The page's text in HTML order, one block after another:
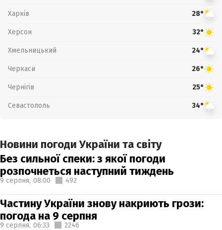
Харків 28°
Херсон 32°
Хмельницький 24°
Черкаси 26°
Чернігів 25°
Севастополь 34°
Новини погоди України та світу
Без сильної спеки: з якої погоди
розпочнеться наступний тиждень
9 серпня, 08:00 492
Частину України знову накриють грози:
погода на 9 серпня
9 серпня, 06:33 2246